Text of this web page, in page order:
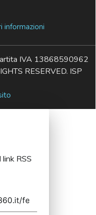
informazioni
IVA 13868590962
RESERVED. ISP
RSS